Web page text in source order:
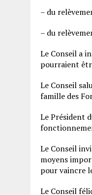
– du
– du
Le Conseil a
pourraient
Le Conseil
famille des
Le Président
Le Conseil
moyens
pour vaincre
Le Conseil